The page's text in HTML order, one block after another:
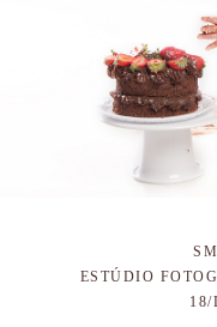
ESTÚDIO
18/